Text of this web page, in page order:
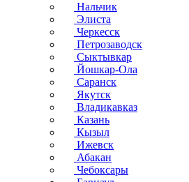
Нальчик
Элиста
Черкесск
Петрозаводск
Сыктывкар
Йошкар-Ола
Саранск
Якутск
Владикавказ
Казань
Кызыл
Ижевск
Абакан
Чебоксары